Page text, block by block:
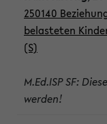
250140
belasteten
(S)
M.Ed.ISP SF:
werden!